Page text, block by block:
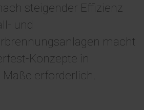
steigender Effizienz
und
macht
Konzepte in
erforderlich.